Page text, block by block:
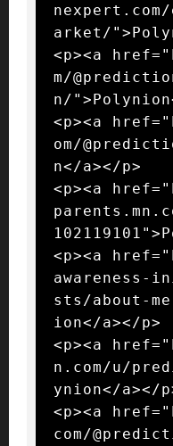
arket/
<p><a
m/
n/
<p><a
om/
n</a></p>
<p><a
<p><a
awareness-
sts/about-
ion</a></p>
<p><a
n.com/u/
ynion</a></
<p><a
com/